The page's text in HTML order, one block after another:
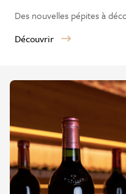
Des nouvelles pépites à
Découvrir